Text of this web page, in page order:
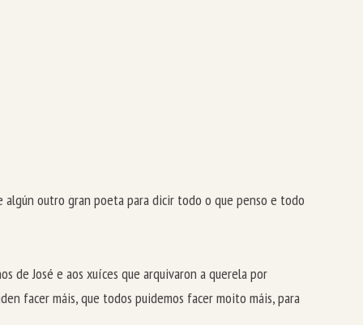
algún outro gran poeta para dicir todo o que penso e todo
de José e aos xuíces que arquivaron a querela por
facer máis, que todos puidemos facer moito máis, para